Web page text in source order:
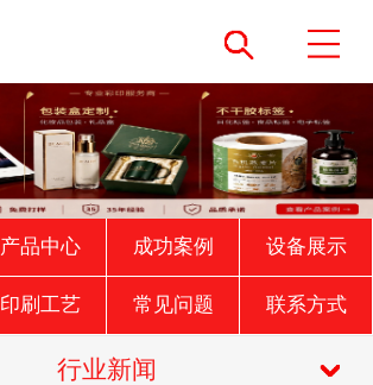
产品中心 成功案例 设备展示
印刷工艺 常见问题 联系方式
行业新闻